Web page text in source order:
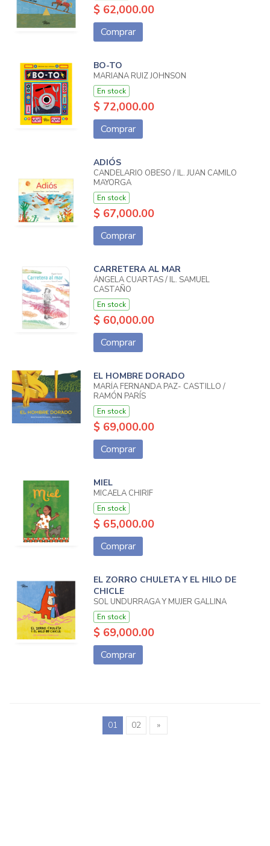
$ 62,000.00
Comprar
BO-TO
MARIANA RUIZ JOHNSON
En stock
$ 72,000.00
Comprar
ADIÓS
CANDELARIO OBESO / IL. JUAN CAMILO
MAYORGA
En stock
$ 67,000.00
Comprar
CARRETERA AL MAR
ÁNGELA CUARTAS / IL. SAMUEL
CASTAÑO
En stock
$ 60,000.00
Comprar
EL HOMBRE DORADO
MARÍA FERNANDA PAZ- CASTILLO /
RAMÓN PARÍS
En stock
$ 69,000.00
Comprar
MIEL
MICAELA CHIRIF
En stock
$ 65,000.00
Comprar
EL ZORRO CHULETA Y EL HILO DE
CHICLE
SOL UNDURRAGA Y MUJER GALLINA
En stock
$ 69,000.00
Comprar
01 02 »